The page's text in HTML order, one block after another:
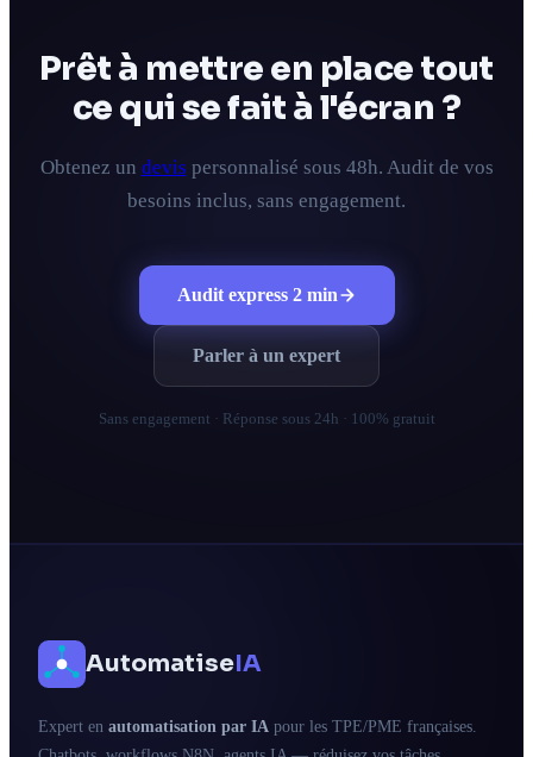
Prêt à mettre en place tout
ce qui se fait à l'écran ?
Obtenez un devis personnalisé sous 48h. Audit de vos
besoins inclus, sans engagement.
Audit express 2 min
Parler à un expert
Sans engagement · Réponse sous 24h · 100% gratuit
AutomatiseIA
Expert en automatisation par IA pour les TPE/PME françaises.